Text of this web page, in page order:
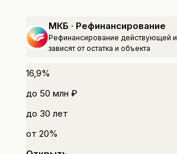
МКБ · Рефинансирование
Рефинансирование действующей
зависят от остатка и объекта
16,9%
до 50 млн ₽
до 30 лет
от 20%